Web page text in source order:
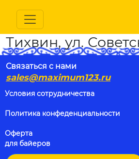
Тихвин, ул.
Связаться с нами
sales@maximum123.ru
Условия сотрудничества
Политика конфеденциальности
Оферта
для байеров